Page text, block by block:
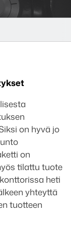
on hyvä jo
on
tilattu tuote
heti
yhteyttä
tuotteen